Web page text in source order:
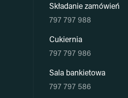
Składanie zamówień
797 797 988
Cukiernia
797 797 986
Sala bankietowa
797 797 586